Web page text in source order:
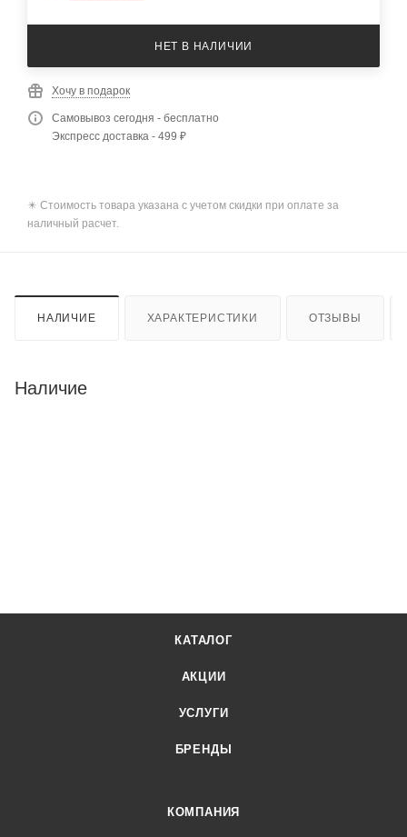
НЕТ В НАЛИЧИИ
Хочу в подарок
Самовывоз сегодня - бесплатно
Экспресс доставка - 499 ₽
✴️ Стоимость товара указана с учетом скидки при оплате за
наличный расчет.
НАЛИЧИЕ ХАРАКТЕРИСТИКИ ОТЗЫВЫ
Наличие
КАТАЛОГ
АКЦИИ
УСЛУГИ
БРЕНДЫ
КОМПАНИЯ